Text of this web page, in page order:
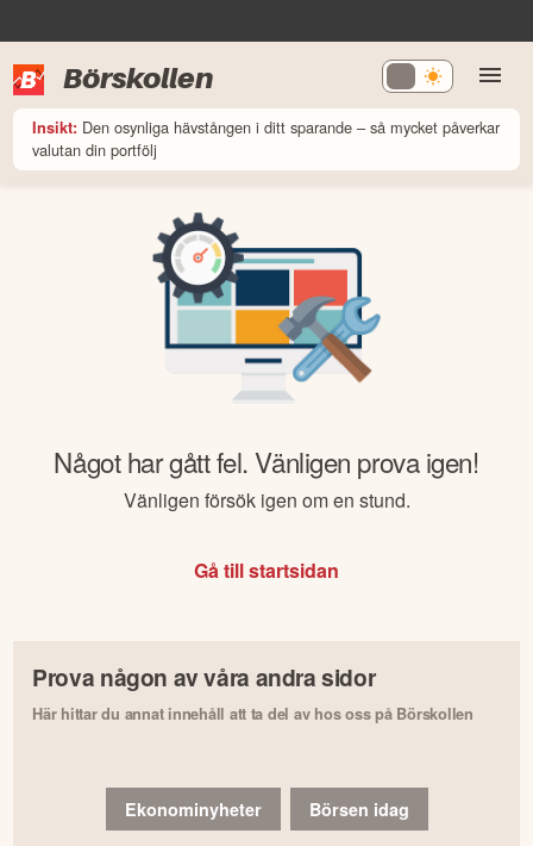
Börskollen
Insikt: Den osynliga hävstången i ditt sparande – så mycket påverkar
valutan din portfölj
Något har gått fel. Vänligen prova igen!
Vänligen försök igen om en stund.
Gå till startsidan
Prova någon av våra andra sidor
Här hittar du annat innehåll att ta del av hos oss på Börskollen
Ekonominyheter Börsen idag